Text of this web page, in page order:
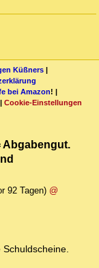
Küßners |
bei Amazon! |
| Cookie-Einstellungen
Abgabengut.
92 Tagen) @